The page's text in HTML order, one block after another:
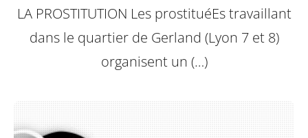
LA PROSTITUTION Les prostituéEs travaillant
dans le quartier de Gerland (Lyon 7 et 8)
organisent un (…)